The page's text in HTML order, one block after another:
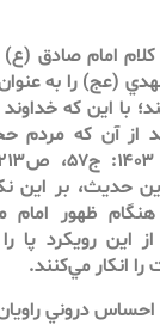
كلام امام صادق
(عج) را به
با اين كه خداوند
از آن كه مردم
حديث، بر اين
ظهور
اين رويكرد پا
انكار مي‌كنند.